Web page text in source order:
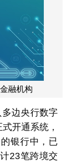
融机构
边央行数字
开通系统，
银行中，已
23笔跨境交